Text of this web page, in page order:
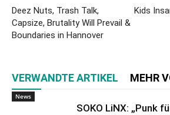
Deez Nuts, Trash Talk,
Capsize, Brutality Will Prevail &
Boundaries in Hannover
Kids
VERWANDTE ARTIKEL MEHR
News
SOKO LiNX: „Punk